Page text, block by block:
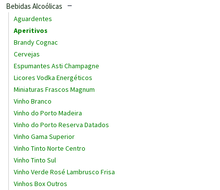
Bebidas Alcoólicas
Aguardentes
Aperitivos
Brandy Cognac
Cervejas
Espumantes Asti Champagne
Licores Vodka Energéticos
Miniaturas Frascos Magnum
Vinho Branco
Vinho do Porto Madeira
Vinho do Porto Reserva Datados
Vinho Gama Superior
Vinho Tinto Norte Centro
Vinho Tinto Sul
Vinho Verde Rosé Lambrusco Frisa
Vinhos Box Outros